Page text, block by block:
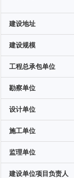
建设地址
建设规模
工程总承包单位
勘察单位
设计单位
施工单位
监理单位
建设单位项目负责人